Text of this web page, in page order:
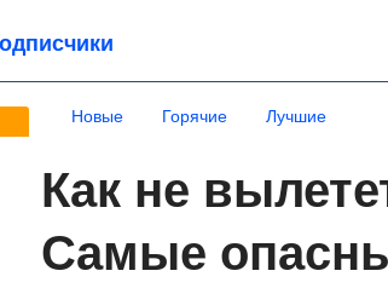
Новые Горячие Лучшие
Как не
Самые